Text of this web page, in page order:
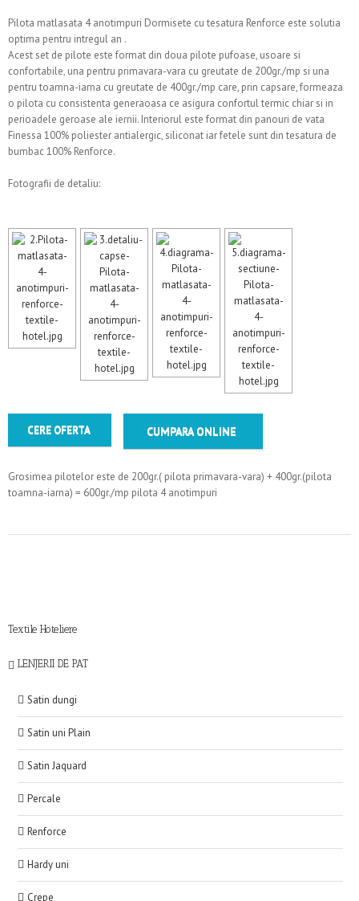
Pilota matlasata 4 anotimpuri Dormisete cu tesatura Renforce este solutia
optima pentru intregul an .
Acest set de pilote este format din doua pilote pufoase, usoare si
confortabile, una pentru primavara-vara cu greutate de 200gr./mp si una
pentru toamna-iarna cu greutate de 400gr./mp care, prin capsare, formeaza
o pilota cu consistenta generaoasa ce asigura confortul termic chiar si in
perioadele geroase ale iernii. Interiorul este format din panouri de vata
Finessa 100% poliester antialergic, siliconat iar fetele sunt din tesatura de
bumbac 100% Renforce.
Fotografii de detaliu:
CERE OFERTA CUMPARA ONLINE
Grosimea pilotelor este de 200gr.( pilota primavara-vara) + 400gr.(pilota
toamna-iarna) = 600gr./mp pilota 4 anotimpuri
Textile Hoteliere
LENJERII DE PAT
Satin dungi
Satin uni Plain
Satin Jaquard
Percale
Renforce
Hardy uni
Crepe